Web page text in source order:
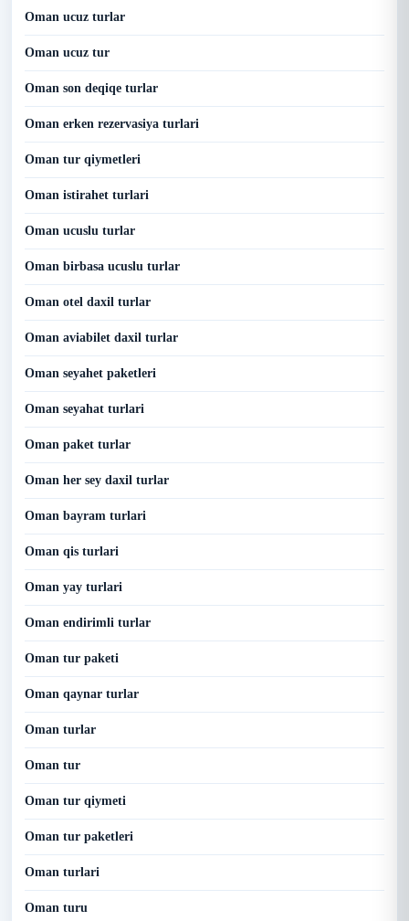
Oman ucuz turlar
Oman ucuz tur
Oman son deqiqe turlar
Oman erken rezervasiya turlari
Oman tur qiymetleri
Oman istirahet turlari
Oman ucuslu turlar
Oman birbasa ucuslu turlar
Oman otel daxil turlar
Oman aviabilet daxil turlar
Oman seyahet paketleri
Oman seyahat turlari
Oman paket turlar
Oman her sey daxil turlar
Oman bayram turlari
Oman qis turlari
Oman yay turlari
Oman endirimli turlar
Oman tur paketi
Oman qaynar turlar
Oman turlar
Oman tur
Oman tur qiymeti
Oman tur paketleri
Oman turlari
Oman turu